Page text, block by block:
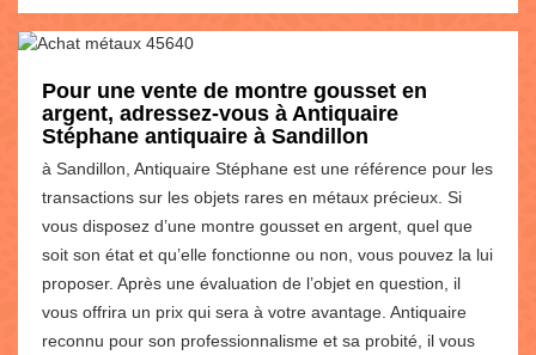
Pour une vente de montre gousset en
argent, adressez-vous à Antiquaire
Stéphane antiquaire à Sandillon
à Sandillon, Antiquaire Stéphane est une référence pour les
transactions sur les objets rares en métaux précieux. Si
vous disposez d’une montre gousset en argent, quel que
soit son état et qu’elle fonctionne ou non, vous pouvez la lui
proposer. Après une évaluation de l’objet en question, il
vous offrira un prix qui sera à votre avantage. Antiquaire
reconnu pour son professionnalisme et sa probité, il vous